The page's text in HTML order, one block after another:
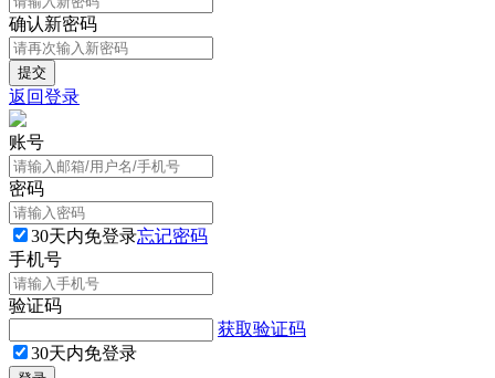
确认新密码
返回登录
账号
密码
30天内免登录忘记密码
手机号
验证码
获取验证码
30天内免登录